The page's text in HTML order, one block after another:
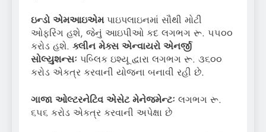
ઇન્ડો એમઆઇએમપાઇપલાઇનમાં સૌથી મોટી
ઓફરિંગ હશે, જેનું આઇપીઓ કદ લગભગ રૂ. ૫૫૦૦
કરોડ હશે. ક્લીન મેક્સ એન્વાયરો એનર્જી
સોલ્યુશન્સ પબ્લિક ઇશ્યૂ દ્વારા લગભગ રૂ. ૩૬૦૦
કરોડ એકત્ર કરવાની યોજના બનાવી રહી છે.
ગાજા ઓલ્ટરનેટિવ એસેટ મેનેજમેન્ટઃ લગભગ રૂ.
૬૫૬ કરોડ એકત્ર કરવાની અપેક્ષા છે